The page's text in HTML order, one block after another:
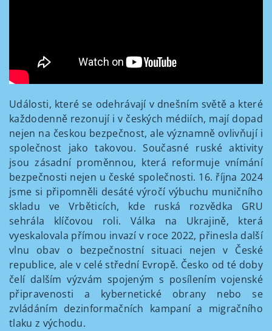
Události, které se odehrávají v dnešním světě a které
každodenně rezonují i v českých médiích, mají dopad
nejen na českou bezpečnost, ale významně ovlivňují i
společnost jako takovou. Současné ruské aktivity
jsou zásadní proměnnou, která reformuje vnímání
bezpečnosti nejen u české společnosti. 16. října 2024
jsme si připomněli desáté výročí výbuchu muničního
skladu ve Vrběticích, kde ruská rozvědka GRU
sehrála klíčovou roli. Válka na Ukrajině, která
vyeskalovala přímou invazí v roce 2022, přinesla další
vlnu obav o bezpečnostní situaci nejen v České
republice, ale v celé střední Evropě. Česko od té doby
čelí dalším výzvám spojeným s posílením vojenské
připravenosti a kybernetické obrany nebo se
zvládáním dezinformačních kampaní a migračního
tlaku z východu.